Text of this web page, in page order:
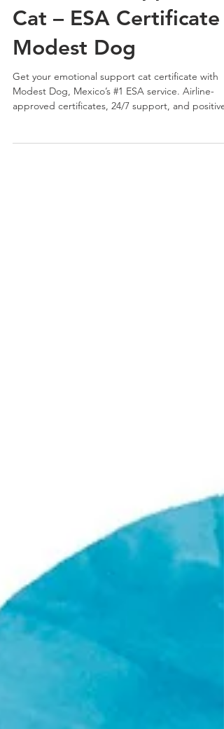
Emotional Support
Cat – ESA Certificate
Modest Dog
Get your emotional support cat certificate with
cat training worldwide.